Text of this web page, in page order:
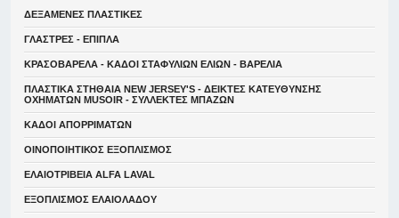
ΔΕΞΑΜΕΝΕΣ ΠΛΑΣΤΙΚΕΣ
ΓΛΑΣΤΡΕΣ - ΕΠΙΠΛΑ
ΚΡΑΣΟΒΑΡΕΛΑ - ΚΑΔΟΙ ΣΤΑΦΥΛΙΩΝ ΕΛΙΩΝ - ΒΑΡΕΛΙΑ
ΠΛΑΣΤΙΚΑ ΣΤΗΘΑΙΑ NEW JERSEY'S - ΔΕΙΚΤΕΣ ΚΑΤΕΥΘYΝΣΗΣ
ΟΧΗΜΑΤΩΝ MUSOIR - ΣΥΛΛΕΚΤΕΣ ΜΠΑΖΩΝ
ΚΑΔΟΙ ΑΠΟΡΡΙΜΑΤΩΝ
ΟΙΝΟΠΟΙΗΤΙΚΟΣ ΕΞΟΠΛΙΣΜΟΣ
ΕΛΑΙΟΤΡΙΒΕΙΑ ALFA LAVAL
ΕΞΟΠΛΙΣΜΟΣ ΕΛΑΙΟΛΑΔΟΥ